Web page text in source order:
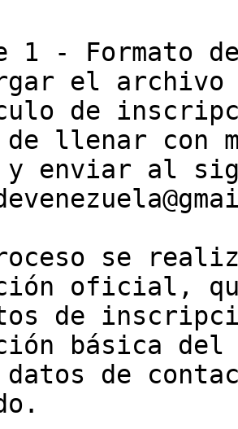
1 - Formato
el archivo
de
de llenar con
y enviar al
se
oficial,
de
básica del
datos de